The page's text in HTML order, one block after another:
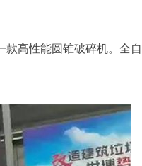
高性能圆锥破碎机。全